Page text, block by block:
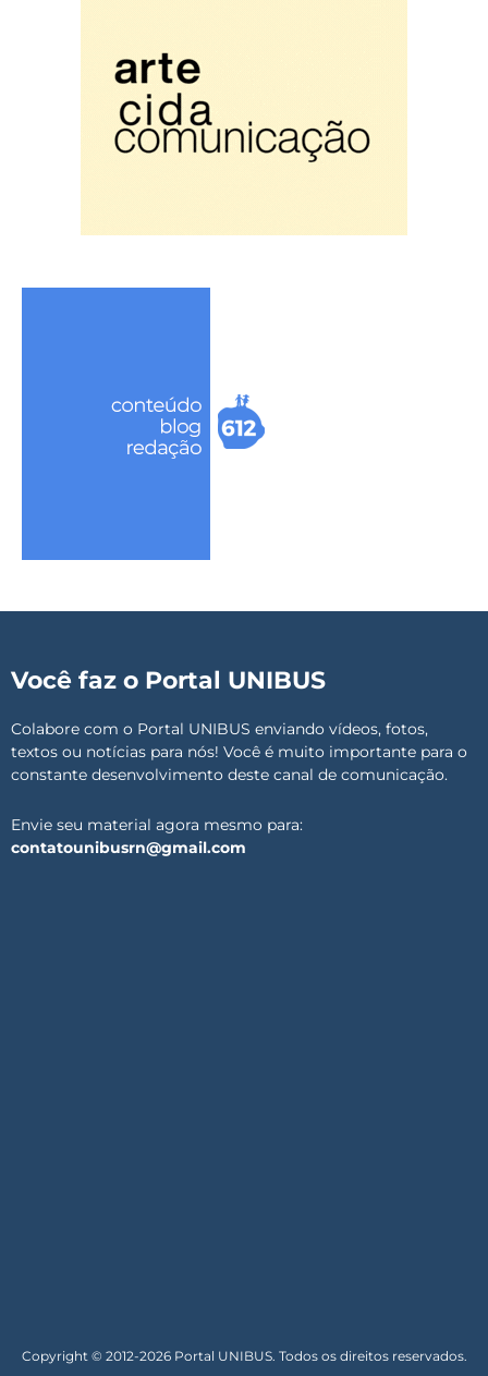
Você faz o Portal UNIBUS
Colabore com o Portal UNIBUS enviando vídeos, fotos,
textos ou notícias para nós! Você é muito importante para o
constante desenvolvimento deste canal de comunicação.
Envie seu material agora mesmo para:
contatounibusrn@gmail.com
Copyright © 2012-2026 Portal UNIBUS. Todos os direitos reservados.